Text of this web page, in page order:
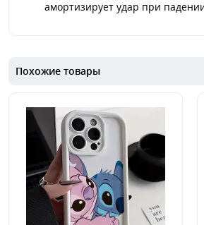
амортизирует удар при
Похожие товары